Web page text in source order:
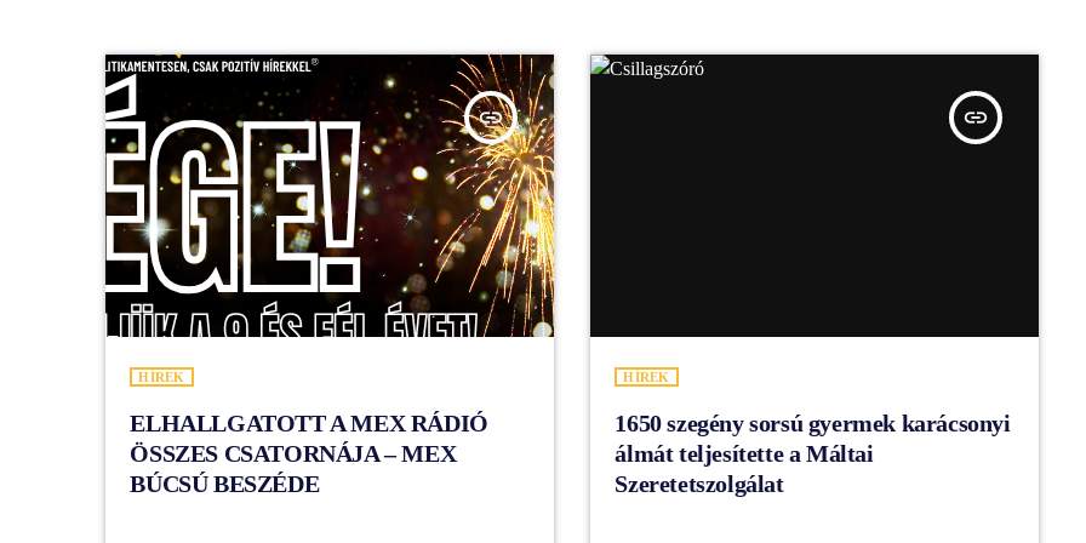
insert_link
HÍREK
ELHALLGATOTT A MEX RÁDIÓ
ÖSSZES CSATORNÁJA – MEX
BÚCSÚ BESZÉDE
insert_link
HÍREK
1650 szegény sorsú gyermek karácsonyi
álmát teljesítette a Máltai
Szeretetszolgálat